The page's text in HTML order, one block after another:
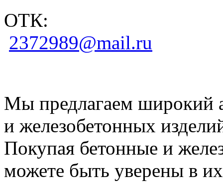
ОТК:
2372989@mail.ru
Мы предлагаем широкий
и железобетонных
Покупая бетонные и
можете быть уверены в их